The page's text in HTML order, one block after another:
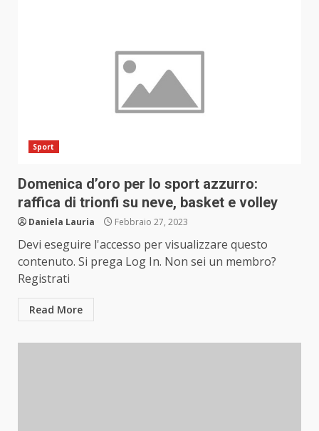
Sport
Domenica d’oro per lo sport azzurro:
raffica di trionfi su neve, basket e volley
Daniela Lauria Febbraio 27, 2023
Devi eseguire l'accesso per visualizzare questo
contenuto. Si prega Log In. Non sei un membro?
Registrati
Read More